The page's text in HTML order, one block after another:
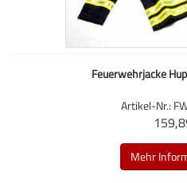
Feuerwehrjacke
Artikel-Nr.:
Mehr